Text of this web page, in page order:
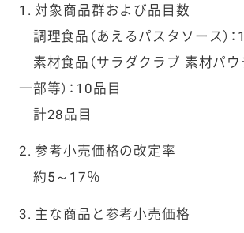
1. 対象商品群および品目数
調理食品（あえるパスタソース）：
素材食品（サラダクラブ 素材パウ
一部等）：10品目
計28品目
2. 参考小売価格の改定率
約5～17％
3. 主な商品と参考小売価格